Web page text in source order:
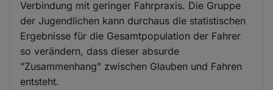
Verbindung mit geringer Fahrpraxis. Die Gruppe
der Jugendlichen kann durchaus die statistischen
Ergebnisse für die Gesamtpopulation der Fahrer
so verändern, dass dieser absurde
"Zusammenhang" zwischen Glauben und Fahren
entsteht.
Cookies